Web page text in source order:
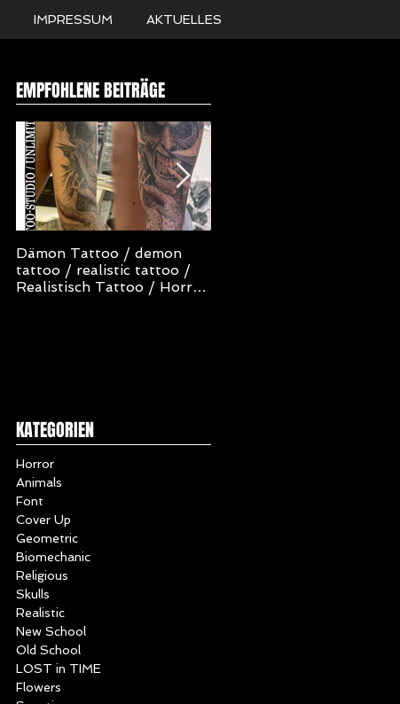
IMPRESSUM AKTUELLES
EMPFOHLENE BEITRÄGE
Dämon Tattoo / demon
tattoo / realistic tattoo /
Realistisch Tattoo / Horror
KATEGORIEN
Horror
Animals
Font
Cover Up
Geometric
Biomechanic
Religious
Skulls
Realistic
New School
Old School
LOST in TIME
Flowers